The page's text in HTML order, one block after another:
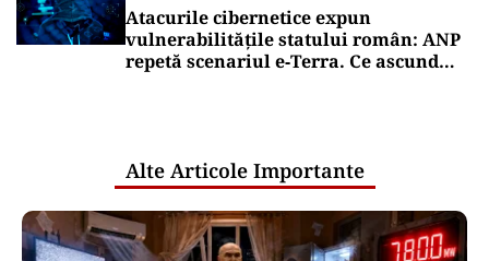
Atacurile cibernetice expun
vulnerabilitățile statului român: ANP
repetă scenariul e‑Terra. Ce ascund
Alte Articole Importante